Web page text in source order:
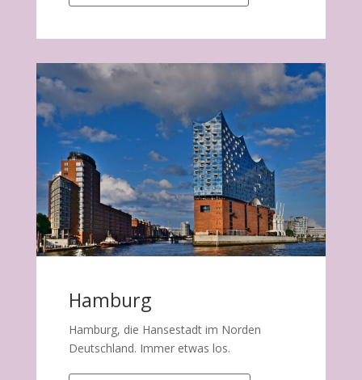
Hamburg
Hamburg, die Hansestadt im Norden
Deutschland. Immer etwas los.